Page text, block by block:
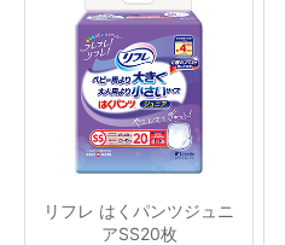
リフレ はくパンツジュニ
アSS20枚